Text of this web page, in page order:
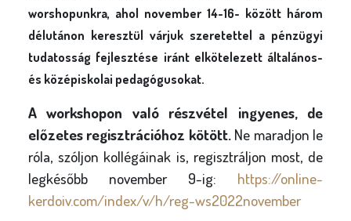
worshopunkra, ahol november 14-16- között három
délutánon keresztül várjuk szeretettel a pénzügyi
tudatosság fejlesztése iránt elkötelezett általános-
és középiskolai pedagógusokat.
A workshopon való részvétel ingyenes, de
előzetes regisztrációhoz kötött. Ne maradjon le
róla, szóljon kollégáinak is, regisztráljon most, de
legkésőbb november 9-ig: https://online-
kerdoiv.com/index/v/h/reg-ws2022november